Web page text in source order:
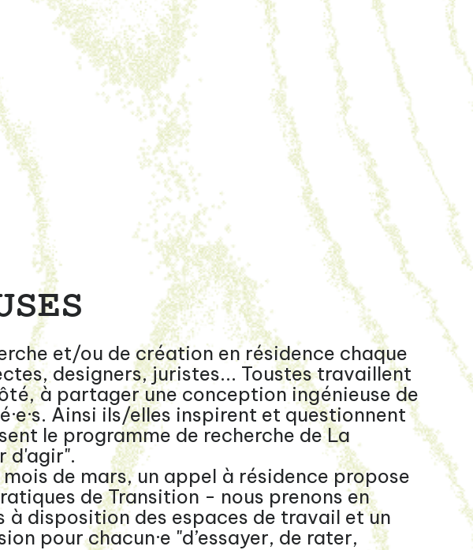
et/ou de création en résidence chaque
designers, juristes... Toustes travaillent
à partager une conception ingénieuse de
Ainsi ils/elles inspirent et questionnent
le programme de recherche de La
d'agir".
de mars, un appel à résidence propose
de Transition - nous prenons en
disposition des espaces de travail et un
pour chacun·e "d’essayer, de rater,